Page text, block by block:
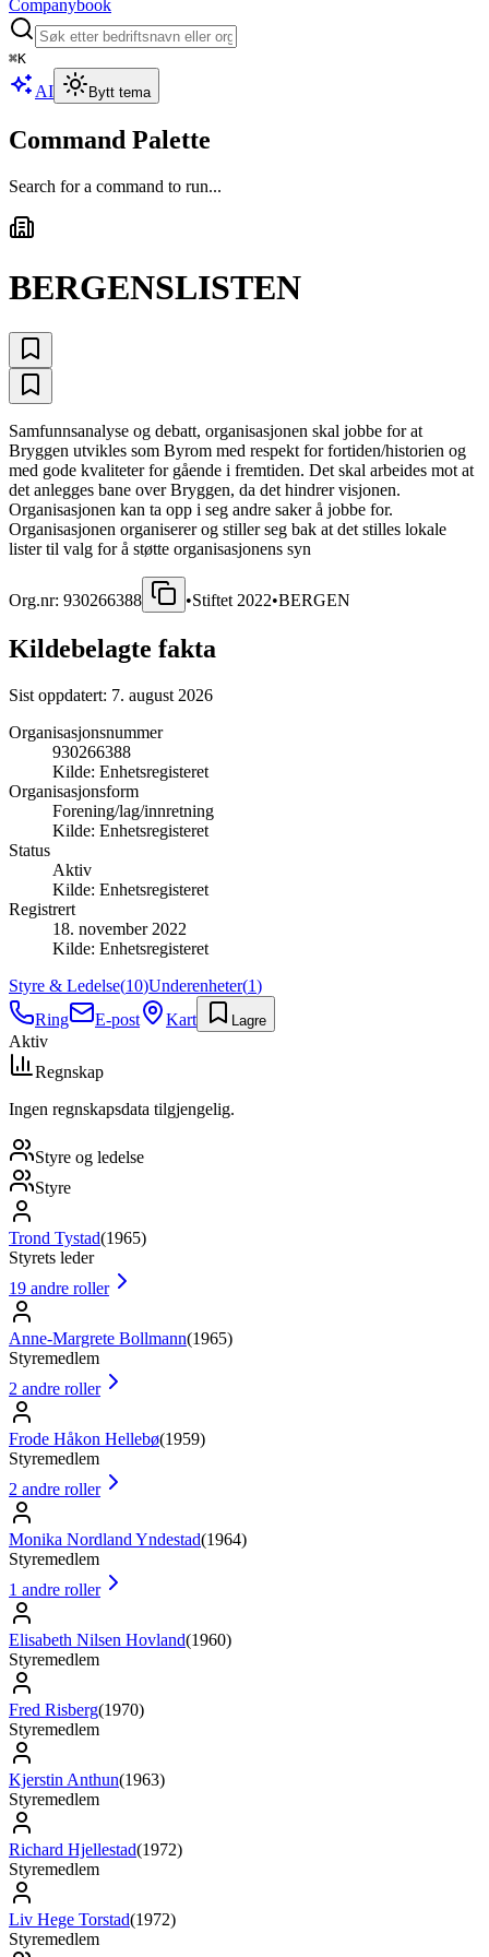
Companybook
⌘K
AI Bytt tema
Command Palette
Search for a command to run...
BERGENSLISTEN
Samfunnsanalyse og debatt, organisasjonen skal jobbe for at
Bryggen utvikles som Byrom med respekt for fortiden/historien og
med gode kvaliteter for gående i fremtiden. Det skal arbeides mot at
det anlegges bane over Bryggen, da det hindrer visjonen.
Organisasjonen kan ta opp i seg andre saker å jobbe for.
Organisasjonen organiserer og stiller seg bak at det stilles lokale
lister til valg for å støtte organisasjonens syn
Org.nr: 930266388 •Stiftet 2022•BERGEN
Kildebelagte fakta
Sist oppdatert: 7. august 2026
Organisasjonsnummer
930266388
Kilde: Enhetsregisteret
Organisasjonsform
Forening/lag/innretning
Kilde: Enhetsregisteret
Status
Aktiv
Kilde: Enhetsregisteret
Registrert
18. november 2022
Kilde: Enhetsregisteret
Styre & Ledelse(10)Underenheter(1)
Ring
E-post Kart Lagre
Aktiv
Regnskap
Ingen regnskapsdata tilgjengelig.
Styre og ledelse
Styre
Trond Tystad(1965)
Styrets leder
19 andre roller
Anne-Margrete Bollmann(1965)
Styremedlem
2 andre roller
Frode Håkon Hellebø(1959)
Styremedlem
2 andre roller
Monika Nordland Yndestad(1964)
Styremedlem
1 andre roller
Elisabeth Nilsen Hovland(1960)
Styremedlem
Fred Risberg(1970)
Styremedlem
Kjerstin Anthun(1963)
Styremedlem
Richard Hjellestad(1972)
Styremedlem
Liv Hege Torstad(1972)
Styremedlem